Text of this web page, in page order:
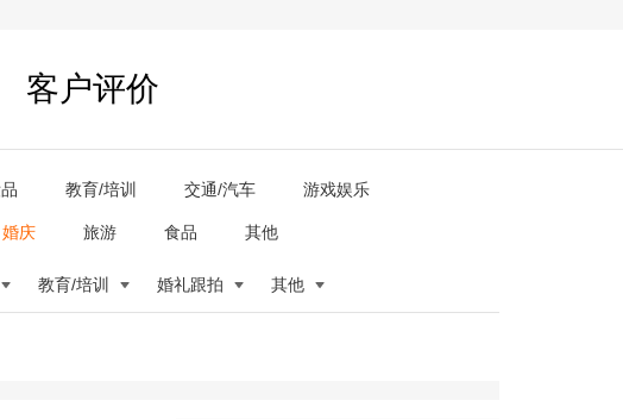
客户评价
教育/培训 交通/汽车 游戏娱乐
婚庆 旅游 食品 其他
教育/培训 婚礼跟拍 其他